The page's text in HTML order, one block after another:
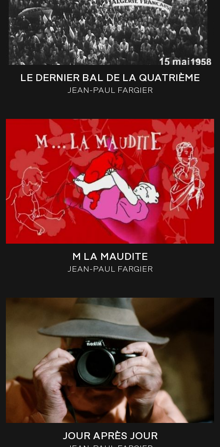
LE DERNIER BAL DE LA QUATRIÈME
JEAN-PAUL FARGIER
M LA MAUDITE
JEAN-PAUL FARGIER
JOUR APRÈS JOUR